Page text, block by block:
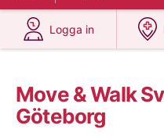
Logga in
på 1177.se
Move & Walk
Göteborg